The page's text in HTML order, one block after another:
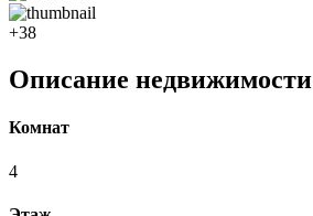
+38
Описание недвижимости
Комнат
4